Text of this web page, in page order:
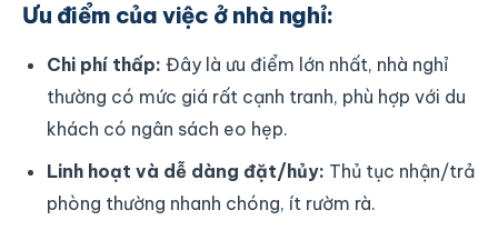
Ưu điểm của việc ở nhà nghỉ:
Chi phí thấp: Đây là ưu điểm lớn nhất, nhà nghỉ
thường có mức giá rất cạnh tranh, phù hợp với du
khách có ngân sách eo hẹp.
Linh hoạt và dễ dàng đặt/hủy: Thủ tục nhận/trả
phòng thường nhanh chóng, ít rườm rà.